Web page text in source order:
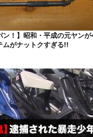
ン！】昭和・平成の元ヤン
ムがナットクすぎる!!